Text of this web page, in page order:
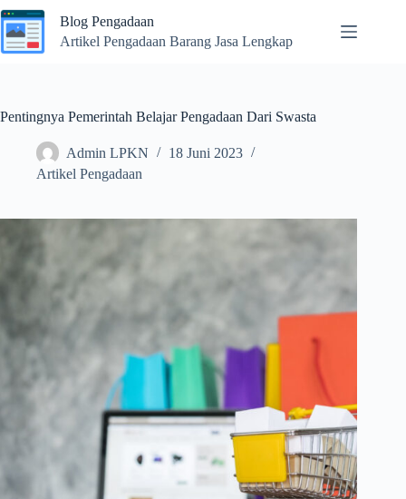
Skip
to
content
Blog Pengadaan
Artikel Pengadaan Barang Jasa Lengkap
Pentingnya Pemerintah Belajar Pengadaan Dari Swasta
Admin LPKN
18 Juni 2023
Artikel Pengadaan